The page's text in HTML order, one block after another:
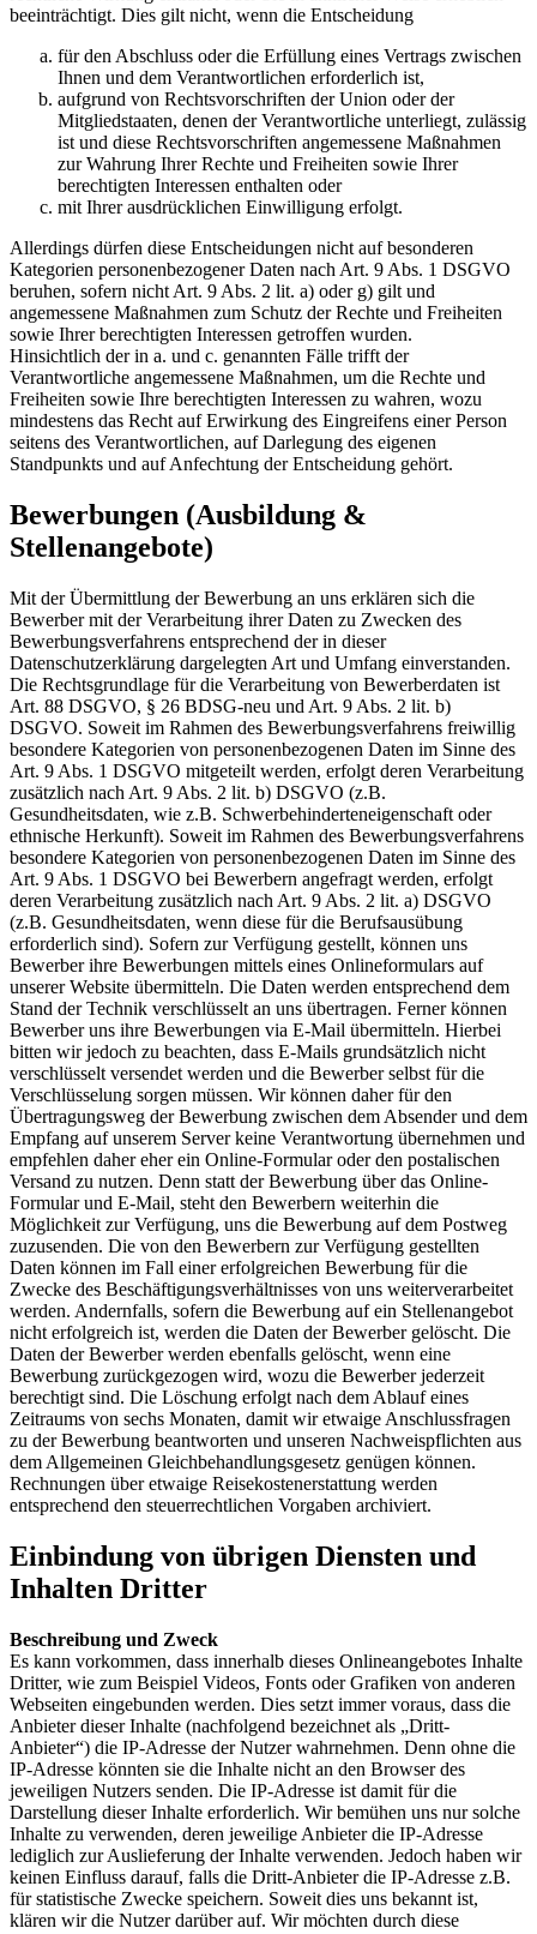
beeinträchtigt. Dies gilt nicht, wenn die Entscheidung
für den Abschluss oder die Erfüllung eines Vertrags zwischen
Ihnen und dem Verantwortlichen erforderlich ist,
aufgrund von Rechtsvorschriften der Union oder der
Mitgliedstaaten, denen der Verantwortliche unterliegt, zulässig
ist und diese Rechtsvorschriften angemessene Maßnahmen
zur Wahrung Ihrer Rechte und Freiheiten sowie Ihrer
berechtigten Interessen enthalten oder
mit Ihrer ausdrücklichen Einwilligung erfolgt.
Allerdings dürfen diese Entscheidungen nicht auf besonderen
Kategorien personenbezogener Daten nach Art. 9 Abs. 1 DSGVO
beruhen, sofern nicht Art. 9 Abs. 2 lit. a) oder g) gilt und
angemessene Maßnahmen zum Schutz der Rechte und Freiheiten
sowie Ihrer berechtigten Interessen getroffen wurden.
Hinsichtlich der in a. und c. genannten Fälle trifft der
Verantwortliche angemessene Maßnahmen, um die Rechte und
Freiheiten sowie Ihre berechtigten Interessen zu wahren, wozu
mindestens das Recht auf Erwirkung des Eingreifens einer Person
seitens des Verantwortlichen, auf Darlegung des eigenen
Standpunkts und auf Anfechtung der Entscheidung gehört.
Bewerbungen (Ausbildung &
Stellenangebote)
Mit der Übermittlung der Bewerbung an uns erklären sich die
Bewerber mit der Verarbeitung ihrer Daten zu Zwecken des
Bewerbungsverfahrens entsprechend der in dieser
Datenschutzerklärung dargelegten Art und Umfang einverstanden.
Die Rechtsgrundlage für die Verarbeitung von Bewerberdaten ist
Art. 88 DSGVO, § 26 BDSG-neu und Art. 9 Abs. 2 lit. b)
DSGVO. Soweit im Rahmen des Bewerbungsverfahrens freiwillig
besondere Kategorien von personenbezogenen Daten im Sinne des
Art. 9 Abs. 1 DSGVO mitgeteilt werden, erfolgt deren Verarbeitung
zusätzlich nach Art. 9 Abs. 2 lit. b) DSGVO (z.B.
Gesundheitsdaten, wie z.B. Schwerbehinderteneigenschaft oder
ethnische Herkunft). Soweit im Rahmen des Bewerbungsverfahrens
besondere Kategorien von personenbezogenen Daten im Sinne des
Art. 9 Abs. 1 DSGVO bei Bewerbern angefragt werden, erfolgt
deren Verarbeitung zusätzlich nach Art. 9 Abs. 2 lit. a) DSGVO
(z.B. Gesundheitsdaten, wenn diese für die Berufsausübung
erforderlich sind). Sofern zur Verfügung gestellt, können uns
Bewerber ihre Bewerbungen mittels eines Onlineformulars auf
unserer Website übermitteln. Die Daten werden entsprechend dem
Stand der Technik verschlüsselt an uns übertragen. Ferner können
Bewerber uns ihre Bewerbungen via E-Mail übermitteln. Hierbei
bitten wir jedoch zu beachten, dass E-Mails grundsätzlich nicht
verschlüsselt versendet werden und die Bewerber selbst für die
Verschlüsselung sorgen müssen. Wir können daher für den
Übertragungsweg der Bewerbung zwischen dem Absender und dem
Empfang auf unserem Server keine Verantwortung übernehmen und
empfehlen daher eher ein Online-Formular oder den postalischen
Versand zu nutzen. Denn statt der Bewerbung über das Online-
Formular und E-Mail, steht den Bewerbern weiterhin die
Möglichkeit zur Verfügung, uns die Bewerbung auf dem Postweg
zuzusenden. Die von den Bewerbern zur Verfügung gestellten
Daten können im Fall einer erfolgreichen Bewerbung für die
Zwecke des Beschäftigungsverhältnisses von uns weiterverarbeitet
werden. Andernfalls, sofern die Bewerbung auf ein Stellenangebot
nicht erfolgreich ist, werden die Daten der Bewerber gelöscht. Die
Daten der Bewerber werden ebenfalls gelöscht, wenn eine
Bewerbung zurückgezogen wird, wozu die Bewerber jederzeit
berechtigt sind. Die Löschung erfolgt nach dem Ablauf eines
Zeitraums von sechs Monaten, damit wir etwaige Anschlussfragen
zu der Bewerbung beantworten und unseren Nachweispflichten aus
dem Allgemeinen Gleichbehandlungsgesetz genügen können.
Rechnungen über etwaige Reisekostenerstattung werden
entsprechend den steuerrechtlichen Vorgaben archiviert.
Einbindung von übrigen Diensten und
Inhalten Dritter
Beschreibung und Zweck
Es kann vorkommen, dass innerhalb dieses Onlineangebotes Inhalte
Dritter, wie zum Beispiel Videos, Fonts oder Grafiken von anderen
Webseiten eingebunden werden. Dies setzt immer voraus, dass die
Anbieter dieser Inhalte (nachfolgend bezeichnet als „Dritt-
Anbieter“) die IP-Adresse der Nutzer wahrnehmen. Denn ohne die
IP-Adresse könnten sie die Inhalte nicht an den Browser des
jeweiligen Nutzers senden. Die IP-Adresse ist damit für die
Darstellung dieser Inhalte erforderlich. Wir bemühen uns nur solche
Inhalte zu verwenden, deren jeweilige Anbieter die IP-Adresse
lediglich zur Auslieferung der Inhalte verwenden. Jedoch haben wir
keinen Einfluss darauf, falls die Dritt-Anbieter die IP-Adresse z.B.
für statistische Zwecke speichern. Soweit dies uns bekannt ist,
klären wir die Nutzer darüber auf. Wir möchten durch diese